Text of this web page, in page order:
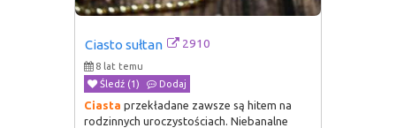
Ciasto sułtan 2910
8 lat temu
Śledź (1)
Dodaj
Ciasta przekładane zawsze są hitem na
rodzinnych uroczystościach. Niebanalne